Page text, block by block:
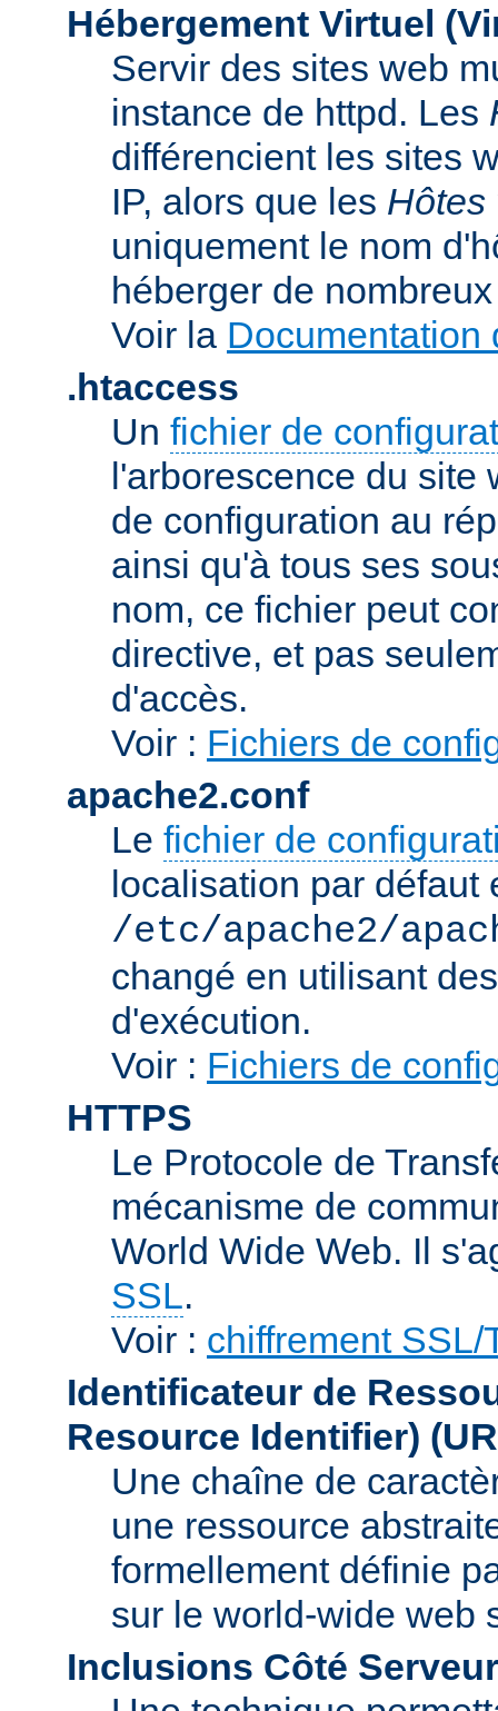
Hébergement Virtuel
Servir des sites web
instance de httpd. Les
différencient les sites
IP, alors que les Hôtes
uniquement le nom
héberger de
Voir la Documentation
.htaccess
Un fichier de
l'arborescence du
de configuration au
ainsi qu'à tous ses
nom, ce fichier peut
directive, et pas
d'accès.
Voir : Fichiers de
apache2.conf
Le fichier de
localisation par défaut
/etc/apache2/
changé en utilisant
d'exécution.
Voir : Fichiers de
HTTPS
Le Protocole de
mécanisme de
World Wide Web. Il
SSL.
Voir : chiffrement SSL/
Identificateur de
Resource Identifier)
Une chaîne de
une ressource
formellement définie
sur le world-wide web
Inclusions Côté